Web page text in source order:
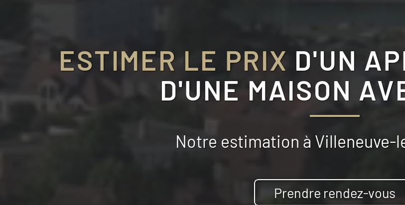
ESTIMER LE PRIX D'UN
D'UNE MAISON
Notre estimation à Villeneuve-
Prendre rendez-vous